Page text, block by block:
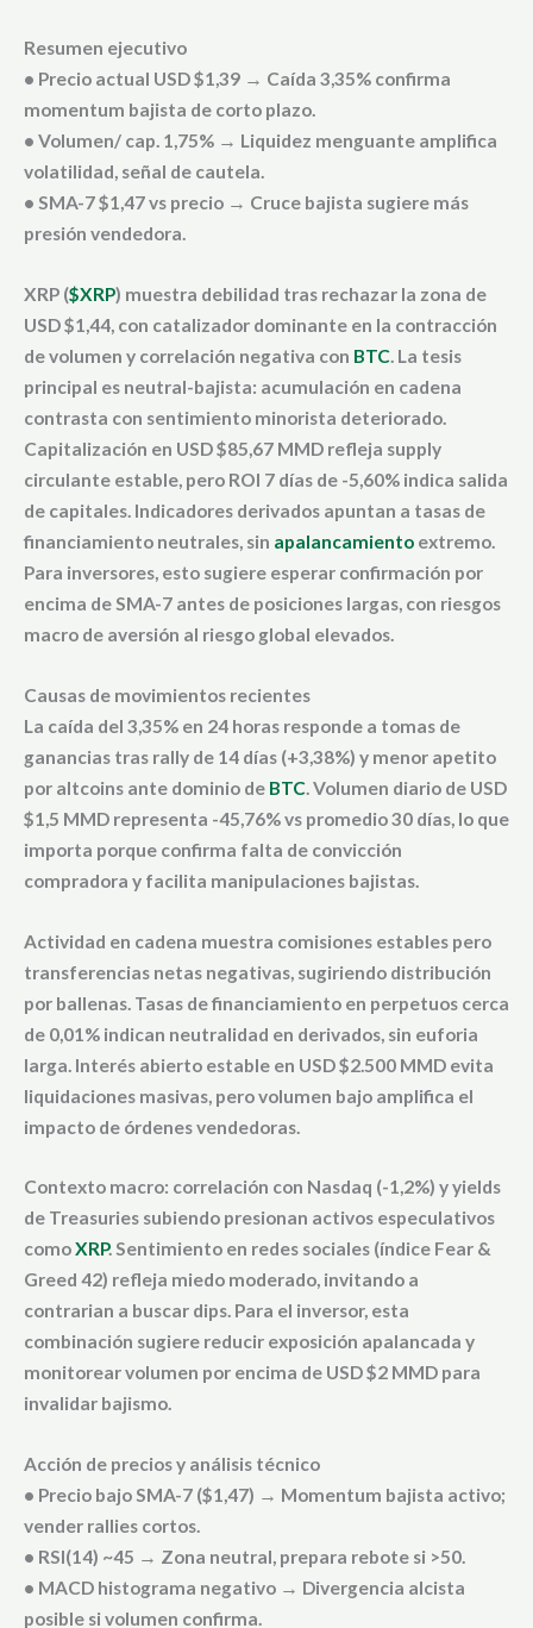
Resumen ejecutivo
• Precio actual USD $1,39 → Caída 3,35% confirma
momentum bajista de corto plazo.
• Volumen/ cap. 1,75% → Liquidez menguante amplifica
volatilidad, señal de cautela.
• SMA-7 $1,47 vs precio → Cruce bajista sugiere más
presión vendedora.
XRP ($XRP) muestra debilidad tras rechazar la zona de
USD $1,44, con catalizador dominante en la contracción
de volumen y correlación negativa con BTC. La tesis
principal es neutral-bajista: acumulación en cadena
contrasta con sentimiento minorista deteriorado.
Capitalización en USD $85,67 MMD refleja supply
circulante estable, pero ROI 7 días de -5,60% indica salida
de capitales. Indicadores derivados apuntan a tasas de
financiamiento neutrales, sin apalancamiento extremo.
Para inversores, esto sugiere esperar confirmación por
encima de SMA-7 antes de posiciones largas, con riesgos
macro de aversión al riesgo global elevados.
Causas de movimientos recientes
La caída del 3,35% en 24 horas responde a tomas de
ganancias tras rally de 14 días (+3,38%) y menor apetito
por altcoins ante dominio de BTC. Volumen diario de USD
$1,5 MMD representa -45,76% vs promedio 30 días, lo que
importa porque confirma falta de convicción
compradora y facilita manipulaciones bajistas.
Actividad en cadena muestra comisiones estables pero
transferencias netas negativas, sugiriendo distribución
por ballenas. Tasas de financiamiento en perpetuos cerca
de 0,01% indican neutralidad en derivados, sin euforia
larga. Interés abierto estable en USD $2.500 MMD evita
liquidaciones masivas, pero volumen bajo amplifica el
impacto de órdenes vendedoras.
Contexto macro: correlación con Nasdaq (-1,2%) y yields
de Treasuries subiendo presionan activos especulativos
comoXRP. Sentimiento en redes sociales (índice Fear &
Greed 42) refleja miedo moderado, invitando a
contrarian a buscar dips. Para el inversor, esta
combinación sugiere reducir exposición apalancada y
monitorear volumen por encima de USD $2 MMD para
invalidar bajismo.
Acción de precios y análisis técnico
• Precio bajo SMA-7 ($1,47) → Momentum bajista activo;
vender rallies cortos.
• RSI(14) ~45 → Zona neutral, prepara rebote si >50.
• MACD histograma negativo → Divergencia alcista
posible si volumen confirma.